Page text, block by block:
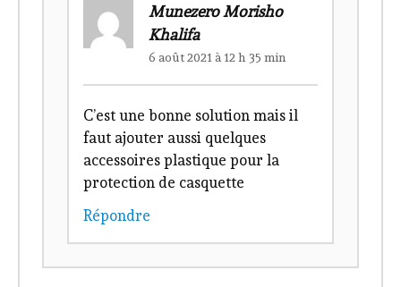
Munezero Morisho
Khalifa
6 août 2021 à 12 h 35 min
C’est une bonne solution mais il
faut ajouter aussi quelques
accessoires plastique pour la
protection de casquette
Répondre